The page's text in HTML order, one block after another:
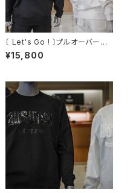
〔 Let's Go ! 〕プルオーバーパ
ーカー ブラック/ホワイト
¥15,800